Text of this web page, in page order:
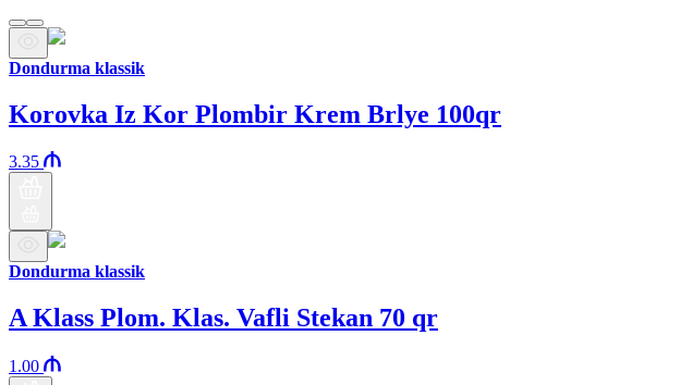
Dondurma klassik
Korovka Iz Kor Plombir Krem Brlye 100qr
3.35
Dondurma klassik
A Klass Plom. Klas. Vafli Stekan 70 qr
1.00